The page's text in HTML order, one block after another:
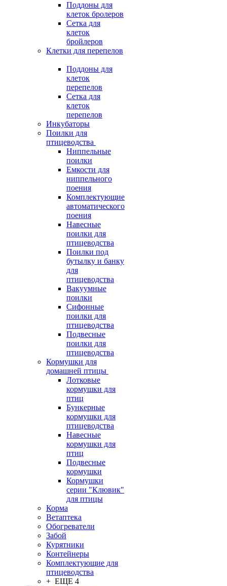
Поддоны для
клеток бролеров
Сетка для
клеток
бройлеров
Клетки для перепелов
Поддоны для
клеток
перепелов
Сетка для
клеток
перепелов
Инкубаторы
Поилки для
птицеводства
Ниппельные
поилки
Емкости для
ниппельного
поения
Комплектующие
автоматического
поения
Навесные
поилки для
птицеводства
Поилки под
бутылку и банку
для
птицеводства
Вакуумные
поилки
Сифонные
поилки для
птицеводства
Подвесные
поилки для
птицеводства
Кормушки для
домашней птицы
Лотковые
кормушки для
птиц
Бункерные
кормушки для
птицеводства
Навесные
кормушки для
птиц
Подвесные
кормушки
Кормушки
серии "Клювик"
для птицы
Корма
Ветаптека
Обогреватели
Забой
Курятники
Контейнеры
Комплектующие для
птицеводства
+ ЕЩЕ 4